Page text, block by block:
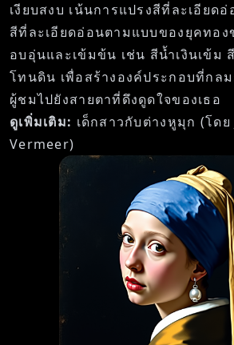
เงียบสงบ เน้นการแปรงสีที่ละเอียด
สีที่ละเอียดอ่อนตามแบบของยุคทอ
อบอุ่นและเข้มข้น เช่น สีน้ำเงินเข้ม
โทนดิน เพื่อสร้างองค์ประกอบที่กล
ผู้ชมไปยังสายตาที่ดึงดูดใจของเธอ
ดูเพิ่มเติม: เด็กสาวกับต่างหูมุก (โดย
Vermeer)